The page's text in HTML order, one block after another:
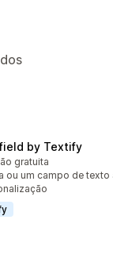
by Textify
gratuita
ou um campo de texto